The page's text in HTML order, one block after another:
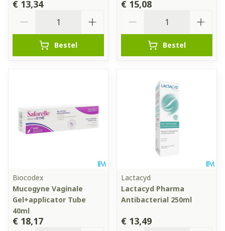
€ 13,34
Bestel
€ 15,08
Bestel
Biocodex
Mucogyne Vaginale
Gel+applicator Tube
40ml
€ 18,17
Lactacyd
Lactacyd Pharma
Antibacterial 250ml
€ 13,49